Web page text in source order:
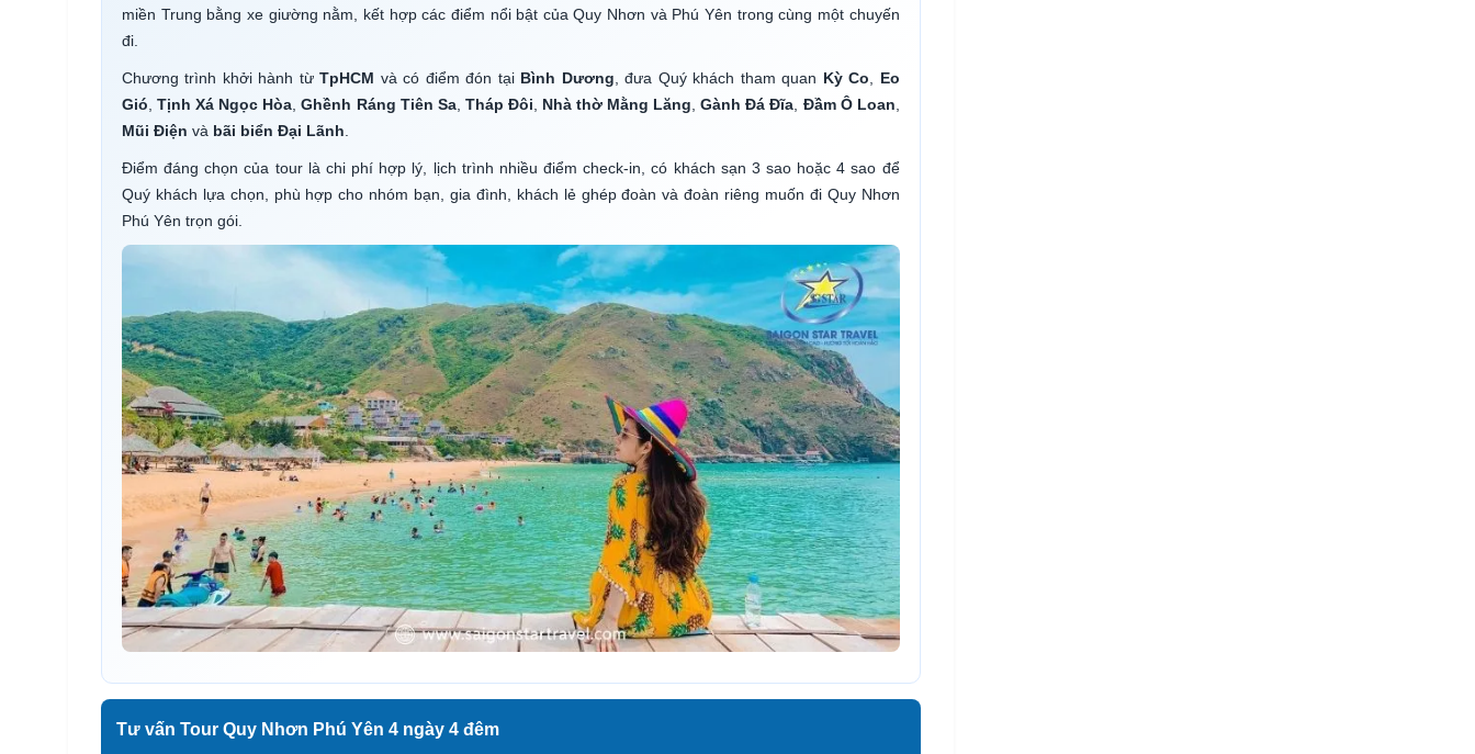
miền Trung bằng xe giường nằm, kết hợp các điểm nổi bật của Quy Nhơn và Phú Yên trong cùng một chuyến
đi.
Chương trình khởi hành từTpHCM và có điểm đón tại Bình Dương, đưa Quý khách tham quan Kỳ Co, Eo
Gió,Tịnh Xá Ngọc Hòa,Ghềnh Ráng Tiên Sa, Tháp Đôi, Nhà thờ Mằng Lăng,Gành Đá Đĩa, Đầm Ô Loan,
Mũi Điện và bãi biển Đại Lãnh.
Điểm đáng chọn của tour là chi phí hợp lý, lịch trình nhiều điểm check-in, có khách sạn 3 sao hoặc 4 sao để
Quý khách lựa chọn, phù hợp cho nhóm bạn, gia đình, khách lẻ ghép đoàn và đoàn riêng muốn đi Quy Nhơn
Phú Yên trọn gói.
Tư vấn Tour Quy Nhơn Phú Yên 4 ngày 4 đêm